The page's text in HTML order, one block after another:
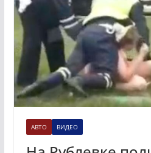
АВТО ВИДЕО